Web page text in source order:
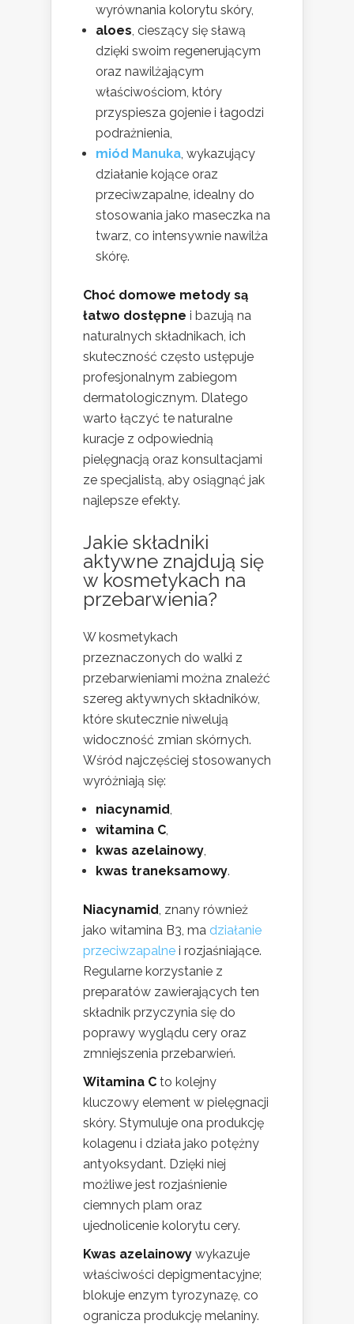
wyrównania kolorytu skóry,
aloes, cieszący się sławą
dzięki swoim regenerującym
oraz nawilżającym
właściwościom, który
przyspiesza gojenie i łagodzi
podrażnienia,
miód Manuka, wykazujący
działanie kojące oraz
przeciwzapalne, idealny do
stosowania jako maseczka na
twarz, co intensywnie nawilża
skórę.
Choć domowe metody są
łatwo dostępne i bazują na
naturalnych składnikach, ich
skuteczność często ustępuje
profesjonalnym zabiegom
dermatologicznym. Dlatego
warto łączyć te naturalne
kuracje z odpowiednią
pielęgnacją oraz konsultacjami
ze specjalistą, aby osiągnąć jak
najlepsze efekty.
Jakie składniki
aktywne znajdują się
w kosmetykach na
przebarwienia?
W kosmetykach
przeznaczonych do walki z
przebarwieniami można znaleźć
szereg aktywnych składników,
które skutecznie niwelują
widoczność zmian skórnych.
Wśród najczęściej stosowanych
wyróżniają się:
niacynamid,
witamina C,
kwas azelainowy,
kwas traneksamowy.
Niacynamid, znany również
jako witamina B3, ma działanie
przeciwzapalne i rozjaśniające.
Regularne korzystanie z
preparatów zawierających ten
składnik przyczynia się do
poprawy wyglądu cery oraz
zmniejszenia przebarwień.
Witamina C to kolejny
kluczowy element w pielęgnacji
skóry. Stymuluje ona produkcję
kolagenu i działa jako potężny
antyoksydant. Dzięki niej
możliwe jest rozjaśnienie
ciemnych plam oraz
ujednolicenie kolorytu cery.
Kwas azelainowy wykazuje
właściwości depigmentacyjne;
blokuje enzym tyrozynazę, co
ogranicza produkcję melaniny.